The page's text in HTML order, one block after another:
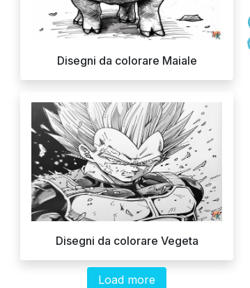
Disegni da colorare Maiale
Disegni da colorare Vegeta
Load more